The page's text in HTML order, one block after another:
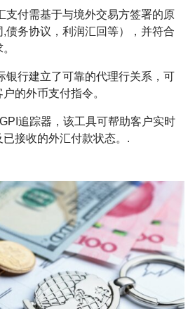
支付需基于与境外交易方签署的原
债务协议，利润汇回等），并符合
银行建立了可靠的代理行关系，可
的外币支付指令。
追踪器，该工具可帮助客户实时
接收的外汇付款状态。.